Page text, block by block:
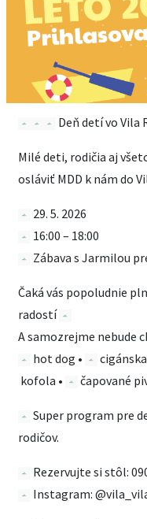
Deň detí vo Vila
Milé deti, rodičia aj
osláviť MDD k nám do
29. 5. 2026
16:00 – 18:00
Zábava s Jarmilou
Čaká vás popoludnie
radostí
A samozrejme nebude
hot dog •
kofola •
čapované
Super program pre
rodičov.
Rezervujte si stôl:
Instagram: